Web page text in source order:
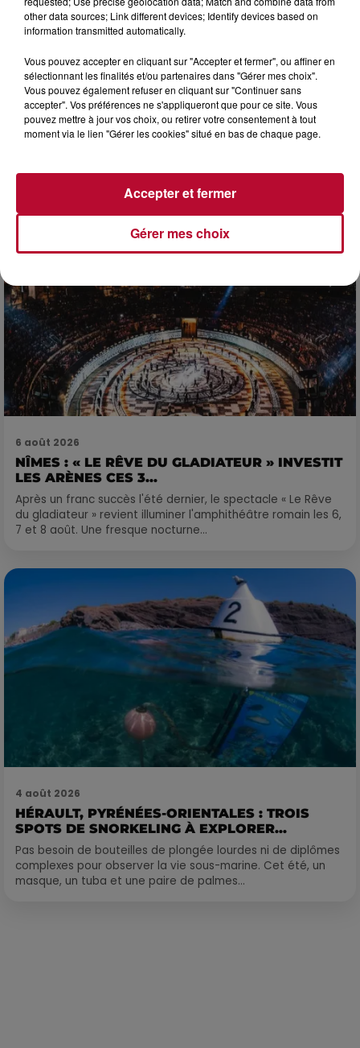
DINER CONCERT À LA MJC DE MARSEILLAN
6 août 2026
NÎMES : « LE RÊVE DU GLADIATEUR » INVESTIT
LES ARÈNES CES 3...
Après un franc succès l'été dernier, le spectacle « Le Rêve
du gladiateur » revient illuminer l'amphithéâtre romain les 6,
7 et 8 août. Une fresque nocturne...
4 août 2026
HÉRAULT, PYRÉNÉES-ORIENTALES : TROIS
SPOTS DE SNORKELING À EXPLORER...
Pas besoin de bouteilles de plongée lourdes ni de diplômes
complexes pour observer la vie sous-marine. Cet été, un
masque, un tuba et une paire de palmes...
other data sources; Link different devices; Identify devices based on
information transmitted automatically.
Vous pouvez accepter en cliquant sur "Accepter et fermer", ou affiner en
sélectionnant les finalités et/ou partenaires dans "Gérer mes choix".
Vous pouvez également refuser en cliquant sur "Continuer sans
accepter". Vos préférences ne s'appliqueront que pour ce site. Vous
pouvez mettre à jour vos choix, ou retirer votre consentement à tout
moment via le lien "Gérer les cookies" situé en bas de chaque page.
Gérer mes choix
Accepter et fermer